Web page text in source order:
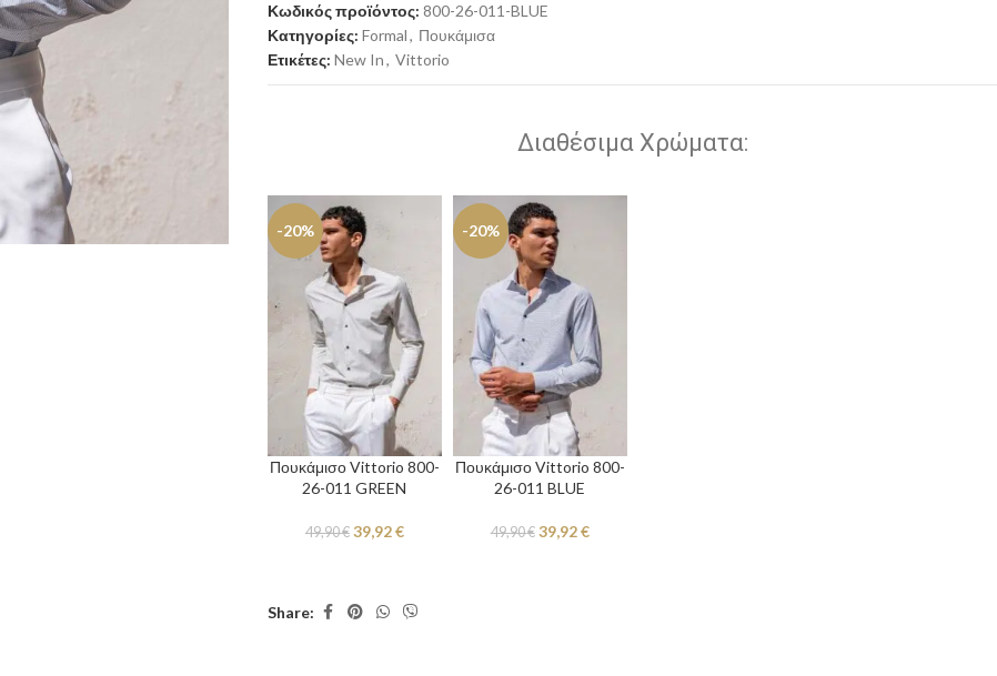
Κωδικός προϊόντος: 800-26-011-BLUE
Κατηγορίες: Formal, Πουκάμισα
Ετικέτες: New In, Vittorio
Διαθέσιμα Χρώματα:
-20%
Πουκάμισο Vittorio 800-
26-011 GREEN
49,90€ 39,92€
-20%
Πουκάμισο Vittorio 800-
26-011 BLUE
49,90€ 39,92€
Share: